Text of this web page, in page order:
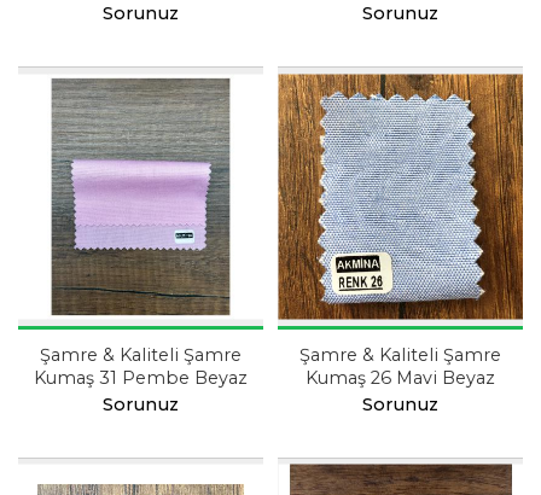
Sorunuz
Sorunuz
Şamre & Kaliteli Şamre
Kumaş 31 Pembe Beyaz
Sorunuz
Şamre & Kaliteli Şamre
Kumaş 26 Mavi Beyaz
Sorunuz